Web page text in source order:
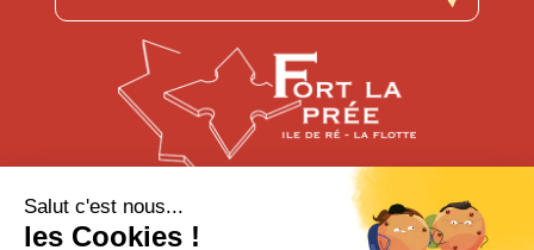
N’hésitez pas à nous contacter